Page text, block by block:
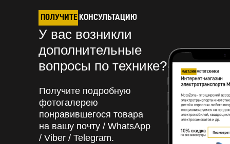
Получите подробную
фотогалерею
понравившегося товара
на вашу почту / WhatsApp
/ Viber / Telegram.
У вас возникли
дополнительные
вопросы по технике?
ПОЛУЧИТЕ КОНСУЛЬТАЦИЮ